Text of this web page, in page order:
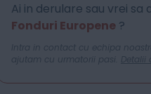
Ai in derulare sau vrei
Fonduri Europene?
Intra in contact cu echipa
ajutam cu urmatorii pasi. Detalii